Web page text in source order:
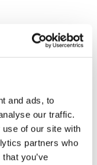
and ads, to
our traffic.
of our site with
partners who
you’ve
Steifigkeit
11.0,
Nylon-
/ 3,04m coiled
ermöglicht